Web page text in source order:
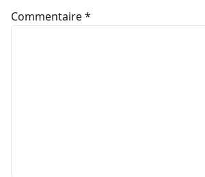
Commentaire*